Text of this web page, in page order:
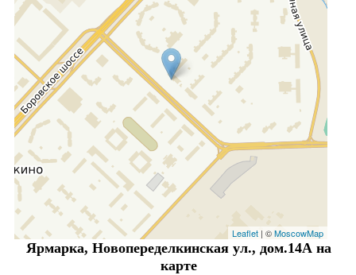
Leaflet| ©MoscowMap
Ярмарка, Новопеределкинская ул., дом.14А на
карте